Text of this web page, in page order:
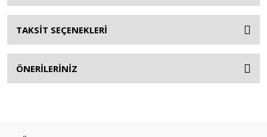
TAKSİT SEÇENEKLERİ
ÖNERİLERİNİZ